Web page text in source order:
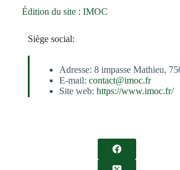
Édition du site : IMOC
Siège social:
Adresse: 8 impasse Mathieu,
E-mail: contact@imoc.fr
Site web: https://www.imoc.fr/